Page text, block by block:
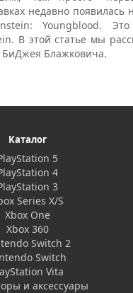
недавно появилась
Youngblood.
В этой статье мы
БиДжея Блажковича.
Каталог
5
4
3
Series X/S
Xbox One
Xbox 360
Switch 2
Switch
Vita
и аксессуары